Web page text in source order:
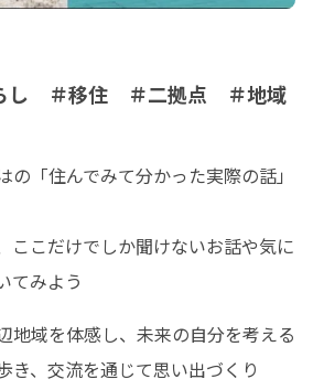
し ＃移住 ＃二拠点 ＃地域
「住んでみて分かった実際の話」
ここだけでしか聞けないお話や気に
てみよう
地域を体感し、未来の自分を考える
き、交流を通じて思い出づくり